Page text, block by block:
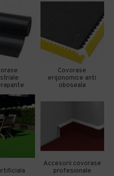
Covorase
ergonomice anti
oboseala
Accesorii covorase
profesionale